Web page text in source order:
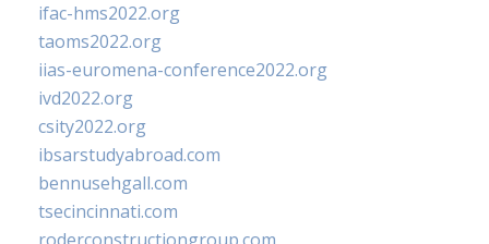
ifac-hms2022.org
taoms2022.org
iias-euromena-conference2022.org
ivd2022.org
csity2022.org
ibsarstudyabroad.com
bennusehgall.com
tsecincinnati.com